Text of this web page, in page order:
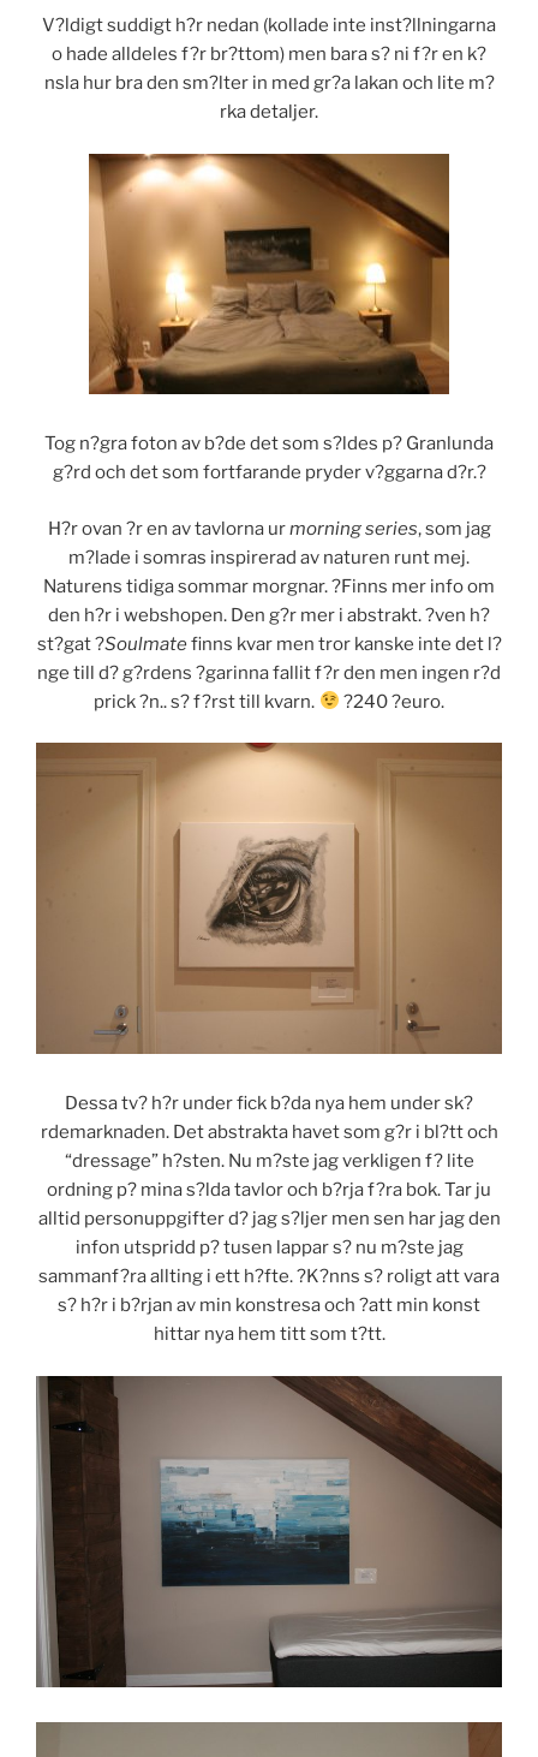
V?ldigt suddigt h?r nedan (kollade inte inst?llningarna
o hade alldeles f?r br?ttom) men bara s? ni f?r en k?
nsla hur bra den sm?lter in med gr?a lakan och lite m?
rka detaljer.
Tog n?gra foton av b?de det som s?ldes p? Granlunda
g?rd och det som fortfarande pryder v?ggarna d?r.?
H?r ovan ?r en av tavlorna urmorning series, som jag
m?lade i somras inspirerad av naturen runt mej.
Naturens tidiga sommar morgnar. ?Finns mer info om
den h?r i webshopen. Den g?r mer i abstrakt. ?ven h?
st?gat ?Soulmatefinns kvar men tror kanske inte det l?
nge till d? g?rdens ?garinna fallit f?r den men ingen r?d
prick ?n.. s? f?rst till kvarn.
?240 ?euro.
Dessa tv? h?r under fick b?da nya hem under sk?
rdemarknaden. Det abstrakta havet som g?r i bl?tt och
“dressage” h?sten. Nu m?ste jag verkligen f? lite
ordning p? mina s?lda tavlor och b?rja f?ra bok. Tar ju
alltid personuppgifter d? jag s?ljer men sen har jag den
infon utspridd p? tusen lappar s? nu m?ste jag
sammanf?ra allting i ett h?fte. ?K?nns s? roligt att vara
s? h?r i b?rjan av min konstresa och ?att min konst
hittar nya hem titt som t?tt.